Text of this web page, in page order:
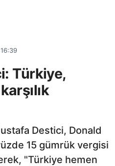
Türkiye,
Destici, Donald
15 gümrük vergisi
"Türkiye hemen